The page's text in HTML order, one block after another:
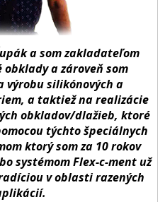
a som zakladateľom
a zároveň som
výrobu silikónových a
a taktiež na realizácie
obkladov/dlažieb, ktoré
týchto špeciálnych
ktorý som za 10 rokov
systémom Flex-c-ment už
v oblasti razených